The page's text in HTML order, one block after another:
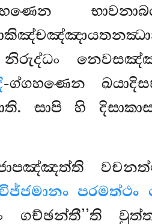
-ග්ගහණෙන
සාපි හි
පරමත්ථං